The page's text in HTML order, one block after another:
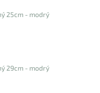
25cm - modrý
29cm - modrý